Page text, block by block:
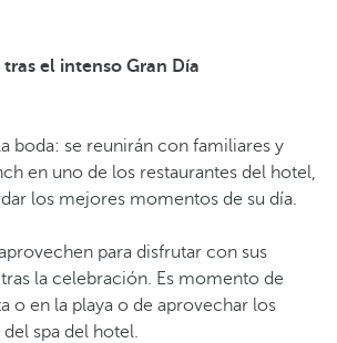
el intenso Gran Día
boda: se reunirán con familiares y
en uno de los restaurantes del hotel,
los mejores momentos de su día.
para disfrutar con sus
la celebración. Es momento de
o en la playa o de aprovechar los
spa del hotel.